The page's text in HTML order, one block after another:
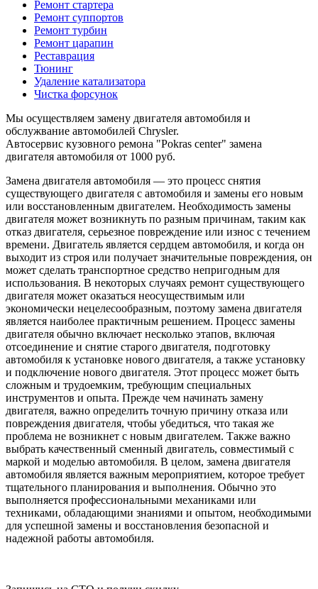
Ремонт стартера
Ремонт суппортов
Ремонт турбин
Ремонт царапин
Реставрация
Тюнинг
Удаление катализатора
Чистка форсунок
Мы осуществляем замену двигателя автомобиля и
обслужвание автомобилей Chrysler.
Автосервис кузовного ремона "Pokras center" замена
двигателя автомобиля от 1000 руб.
Замена двигателя автомобиля — это процесс снятия
существующего двигателя с автомобиля и замены его новым
или восстановленным двигателем. Необходимость замены
двигателя может возникнуть по разным причинам, таким как
отказ двигателя, серьезное повреждение или износ с течением
времени. Двигатель является сердцем автомобиля, и когда он
выходит из строя или получает значительные повреждения, он
может сделать транспортное средство непригодным для
использования. В некоторых случаях ремонт существующего
двигателя может оказаться неосуществимым или
экономически нецелесообразным, поэтому замена двигателя
является наиболее практичным решением. Процесс замены
двигателя обычно включает несколько этапов, включая
отсоединение и снятие старого двигателя, подготовку
автомобиля к установке нового двигателя, а также установку
и подключение нового двигателя. Этот процесс может быть
сложным и трудоемким, требующим специальных
инструментов и опыта. Прежде чем начинать замену
двигателя, важно определить точную причину отказа или
повреждения двигателя, чтобы убедиться, что такая же
проблема не возникнет с новым двигателем. Также важно
выбрать качественный сменный двигатель, совместимый с
маркой и моделью автомобиля. В целом, замена двигателя
автомобиля является важным мероприятием, которое требует
тщательного планирования и выполнения. Обычно это
выполняется профессиональными механиками или
техниками, обладающими знаниями и опытом, необходимыми
для успешной замены и восстановления безопасной и
надежной работы автомобиля.